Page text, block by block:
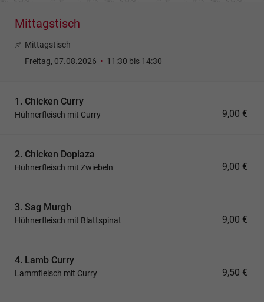
Mittagstisch
Mittagstisch
Freitag, 07.08.2026 • 11:30 bis 14:30
1. Chicken Curry
Hühnerfleisch mit Curry 9,00 €
2. Chicken Dopiaza
Hühnerfleisch mit Zwiebeln 9,00 €
3. Sag Murgh
Hühnerfleisch mit Blattspinat 9,00 €
4. Lamb Curry
Lammfleisch mit Curry 9,50 €